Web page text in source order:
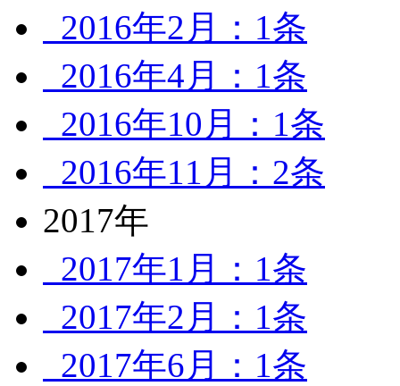
2016年2月：1条
2016年4月：1条
2016年10月：1条
2016年11月：2条
2017年
2017年1月：1条
2017年2月：1条
2017年6月：1条